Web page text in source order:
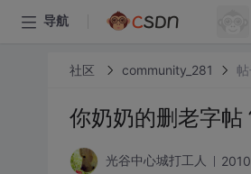
导航
社区 community_281
你奶奶的删老字帖
光谷中心城打工人